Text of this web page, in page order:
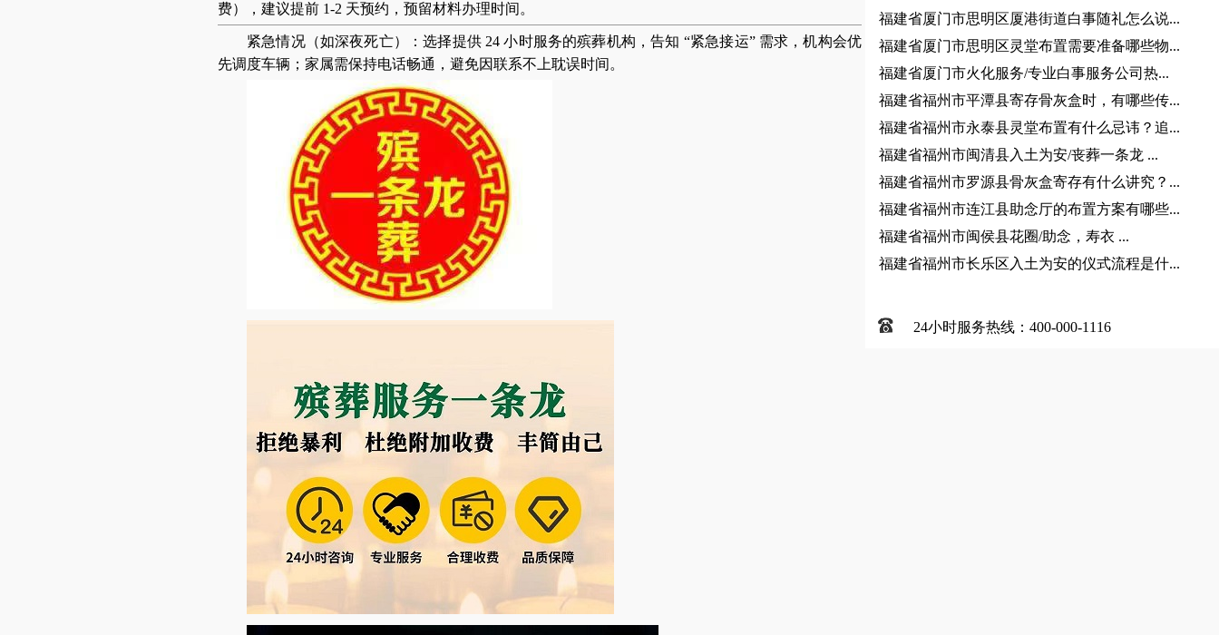
费），建议提前 1-2 天预约，预留材料办理时间。
紧急情况（如深夜死亡）
：选择提供 24 小时服务的殡葬机构，告知 “紧急接运” 需求，机构会优
先调度车辆；家属需保持电话畅通，避免因联系不上耽误时间。
福建省厦门市思明区厦港街道白事随礼怎么说...
福建省厦门市思明区灵堂布置需要准备哪些物...
福建省厦门市火化服务/专业白事服务公司热...
福建省福州市平潭县寄存骨灰盒时，有哪些传...
福建省福州市永泰县灵堂布置有什么忌讳？追...
福建省福州市闽清县入土为安/丧葬一条龙 ...
福建省福州市罗源县骨灰盒寄存有什么讲究？...
福建省福州市连江县助念厅的布置方案有哪些...
福建省福州市闽侯县花圈/助念，寿衣 ...
福建省福州市长乐区入土为安的仪式流程是什...
24小时服务热线：400-000-1116